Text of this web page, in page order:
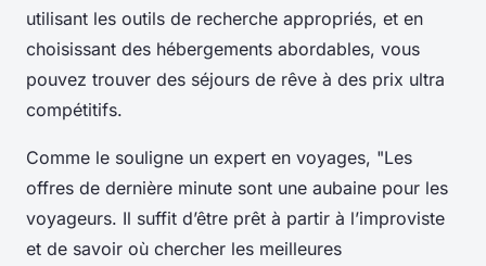
utilisant les outils de recherche appropriés, et en
choisissant des hébergements abordables, vous
pouvez trouver des séjours de rêve à des prix ultra
compétitifs.
Comme le souligne un expert en voyages, "Les
offres de dernière minute sont une aubaine pour les
voyageurs. Il suffit d’être prêt à partir à l’improviste
et de savoir où chercher les meilleures